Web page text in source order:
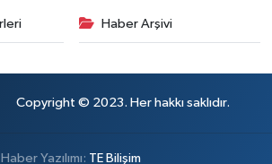
Haber Arşivi
Copyright © 2023. Her hakkı saklıdır.
Haber Yazılımı: TE Bilişim